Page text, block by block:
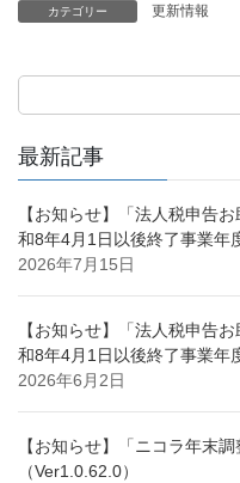
カテゴリー 更新情報
最新記事
【お知らせ】「法人税申告
和8年4月1日以後終了事業年
2026年7月15日
【お知らせ】「法人税申告
和8年4月1日以後終了事業年
2026年6月2日
【お知らせ】「ニコラ年末
（Ver1.0.62.0）